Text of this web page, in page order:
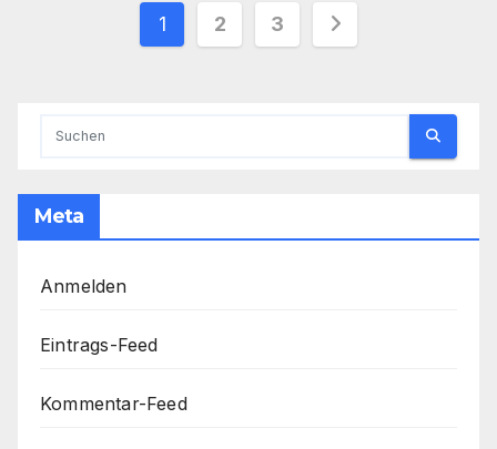
Seitennummerierung
1 2 3
Meta
Anmelden
Eintrags-Feed
Kommentar-Feed